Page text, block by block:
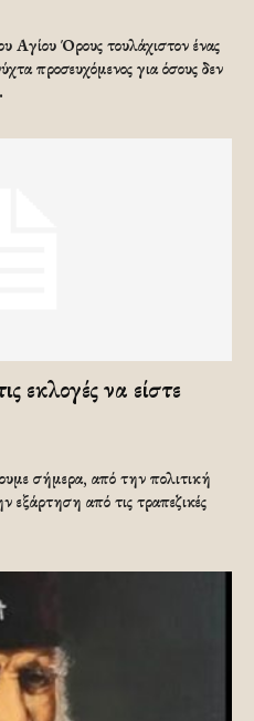
Αγίου Όρους τουλάχιστον ένας
προσευχόμενος για όσους δεν
εκλογές να είστε
σήμερα, από την πολιτική
εξάρτηση από τις τραπεζικές